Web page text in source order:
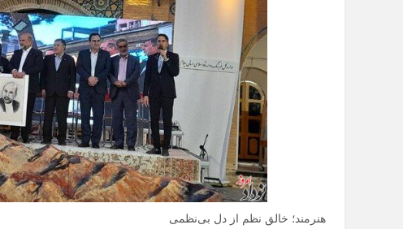
هنرمند؛ خالق نظم از دل بی‌نظمی